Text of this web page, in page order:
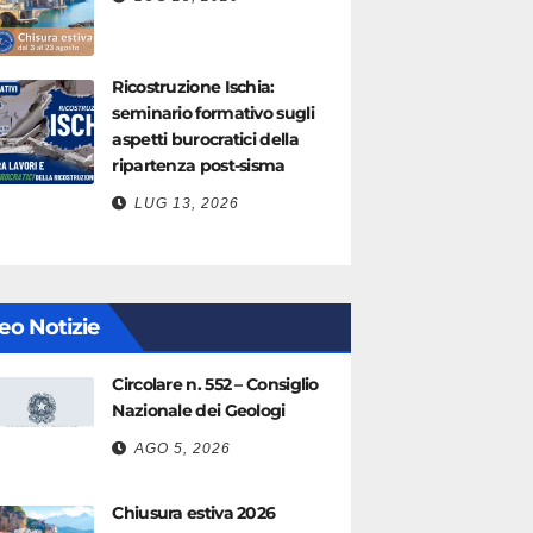
Ricostruzione Ischia:
seminario formativo sugli
aspetti burocratici della
ripartenza post-sisma
LUG 13, 2026
Notizie
Circolare n. 552 – Consiglio
Nazionale dei Geologi
AGO 5, 2026
Chiusura estiva 2026